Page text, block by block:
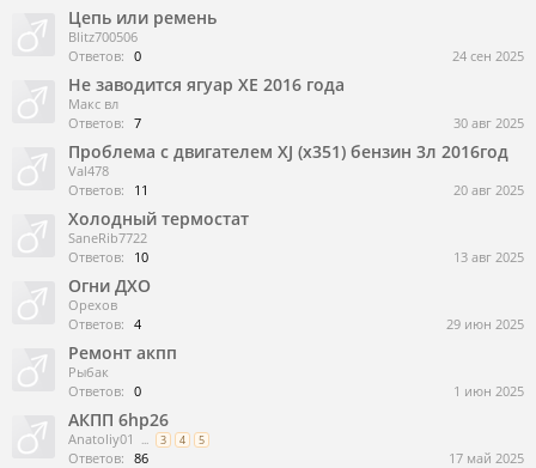
Цепь или ремень
Blitz700506
Ответов: 0 24 сен 2025
Не заводится ягуар ХЕ 2016 года
Макс вл
Ответов: 7 30 авг 2025
Проблема с двигателем XJ (x351) бензин 3л 2016год
Val478
Ответов:
11 20 авг 2025
Холодный термостат
SaneRib7722
Ответов:
10 13 авг 2025
Огни ДХО
Орехов
Ответов: 4 29 июн 2025
Ремонт акпп
Рыбак
Ответов: 0 1 июн 2025
АКПП 6hp26
Anatoliy01 ... 3 4 5
Ответов: 86 17 май 2025